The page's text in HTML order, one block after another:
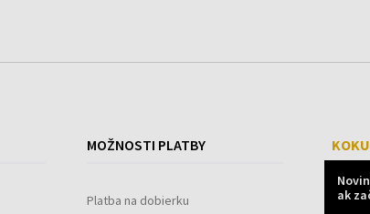
MOŽNOSTI PLATBY
Platba na dobierku
ak